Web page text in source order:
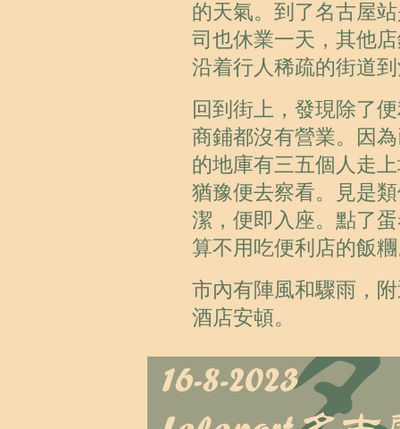
的天氣。到了名古屋
司也休業一天，其他
沿着行人稀疏的街道
回到街上，發現除了
商鋪都沒有營業。因
的地庫有三五個人走
猶豫便去察看。見是
潔，便即入座。點了
算不用吃便利店的飯
市內有陣風和驟雨，
酒店安頓。